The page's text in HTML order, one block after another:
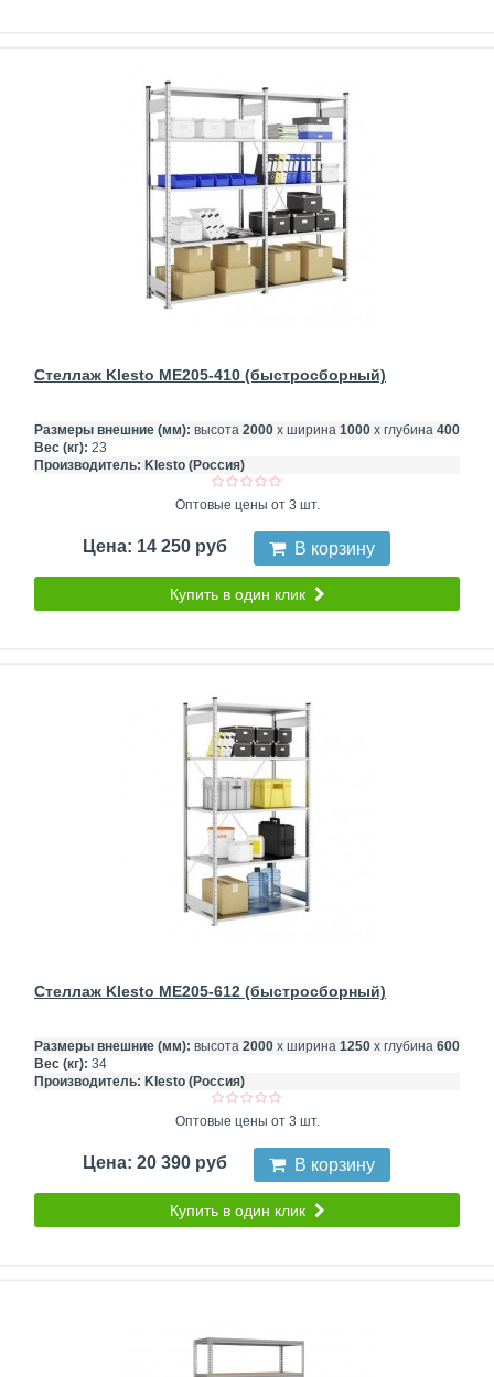
Стеллаж Klesto ME205-410 (быстросборный)
Размеры внешние (мм): высота 2000 х ширина 1000 х глубина 400
Вес (кг): 23
Производитель: Klesto (Россия)
Оптовые цены от 3 шт.
Цена: 14 250 руб В корзину
Купить в один клик
Стеллаж Klesto ME205-612 (быстросборный)
Размеры внешние (мм): высота 2000 х ширина 1250 х глубина 600
Вес (кг): 34
Производитель: Klesto (Россия)
Оптовые цены от 3 шт.
Цена: 20 390 руб В корзину
Купить в один клик